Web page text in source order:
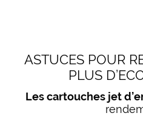
ASTUCES POUR
PLUS
Les cartouches jet